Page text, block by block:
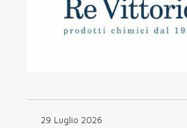
29 Luglio 2026